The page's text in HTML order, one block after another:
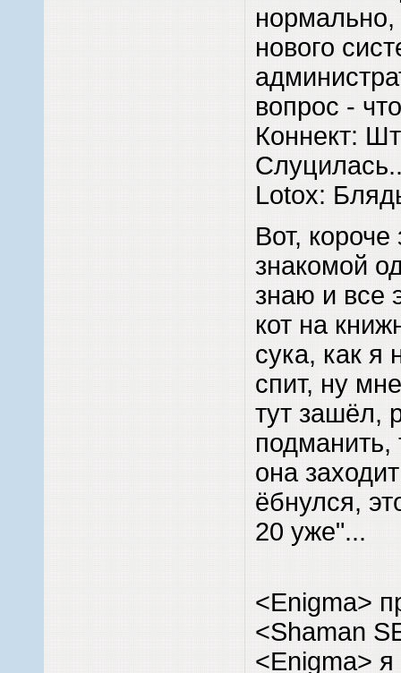
нового
вопрос -
Коннект:
Lotox:
Вот, короче
знакомой
знаю и все
кот на
сука, как я
спит, ну
тут зашёл,
подманить,
она
ёбнулся,
20 уже"...
<Enigma>
<Shaman
<Enigma> я